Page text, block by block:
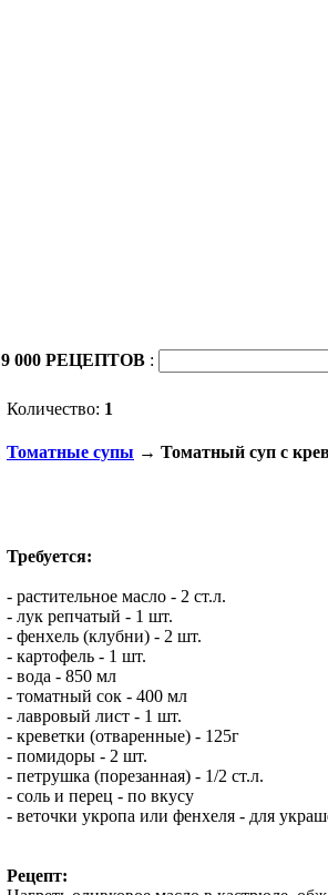
9 000 РЕЦЕПТОВ :
Количество: 1
Томатные супы → Томатный суп с
Требуется:
- растительное масло - 2 ст.л.
- лук репчатый - 1 шт.
- фенхель (клубни) - 2 шт.
- картофель - 1 шт.
- вода - 850 мл
- томатный сок - 400 мл
- лавровый лист - 1 шт.
- креветки (отваренные) - 125г
- помидоры - 2 шт.
- петрушка (порезанная) - 1/2 ст.л.
- соль и перец - по вкусу
- веточки укропа или фенхеля - для
Рецепт: